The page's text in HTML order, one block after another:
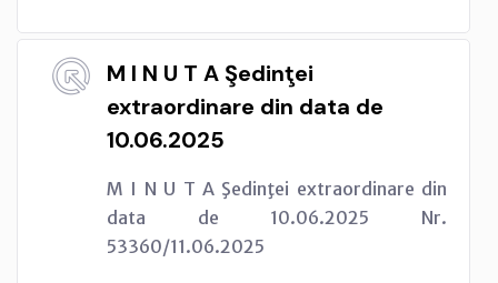
M I N U T A Şedinţei
extraordinare din data de
10.06.2025
M I N U T A Şedinţei extraordinare din
data de 10.06.2025 Nr.
53360/11.06.2025